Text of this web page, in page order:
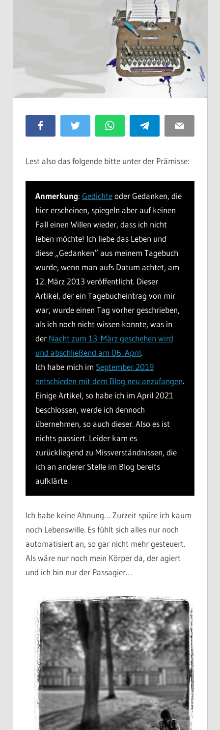
Facebook Twitter WhatsApp Telegram Email
Lest also das folgende bitte unter der Prämisse:
Anmerkung: Gedichteoder Gedanken, die
hier erscheinen, spiegeln aber auf keinen
Fall einen Willen wieder, dass ich nicht
leben möchte! Ich liebe das Leben und
diese „Gedanken“ aus meinem Tagebuch
wurde, wenn man aufs Datum achtet, am
12. März 2013 veröffentlicht. Dieser
Artikel, der ein Tagebucheintrag von mir
war, wurde einen Tag vorher geschrieben,
als ich noch nicht wissen konnte, was in
der Nacht zum 13. März geschehen wird
und abschließend am 06. April.
Ich habe mich im September 2019
entschieden mit dem Blog neu anzufangen.
Einige Artikel, so habe ich im April 2021
beschlossen, werde ich dennoch
übernehmen, so auch dieser. Also es ist
nichts passiert. Leider kam es
zurückliegend zu Missverständnissen, die
ich an anderer Stelle im Blog bereits
aufklärte.
Ich habe keine Ahnung… Zurzeit spüre ich kaum
noch Lebenswille. Es fühlt sich alles nur noch
automatisiert an, so gar nicht mehr gesteuert.
Als wäre nur noch mein Körper da, der agiert
und ich bin nur der Passagier…